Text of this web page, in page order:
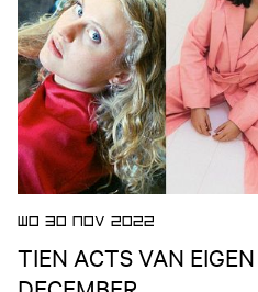
WO 30 NOV 2022
TIEN ACTS VAN